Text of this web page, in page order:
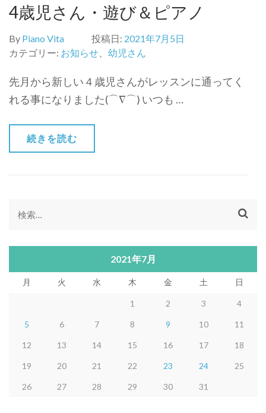
4歳児さん・遊び＆ピアノ
By Piano Vita 投稿日: 2021年7月5日
カテゴリー: お知らせ 幼児さん
先月から新しい４歳児さんがレッスンに通ってく
れる事になりました(⌒∇⌒) いつも …
続きを読む
検
2021年7月
月 火 水 木 金 土 日
1 2 3 4
5 6 7 8 9 10 11
12 13 14 15 16 17 18
19 20 21 22 23 24 25
26 27 28 29 30 31